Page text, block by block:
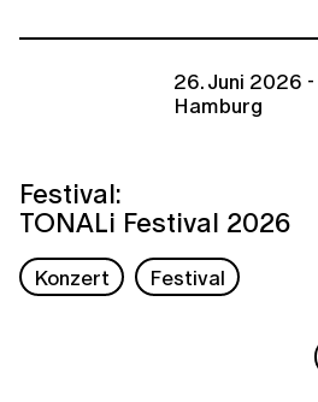
26. Juni 2026
Hamburg
Festival:
TONALi Festival 2026
Konzert Festival